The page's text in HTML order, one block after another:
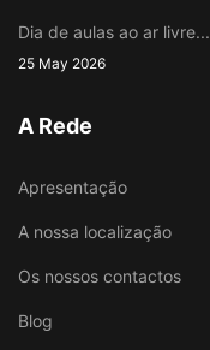
Dia de aulas ao ar livre...
25 May 2026
A Rede
Apresentação
A nossa localização
Os nossos contactos
Blog